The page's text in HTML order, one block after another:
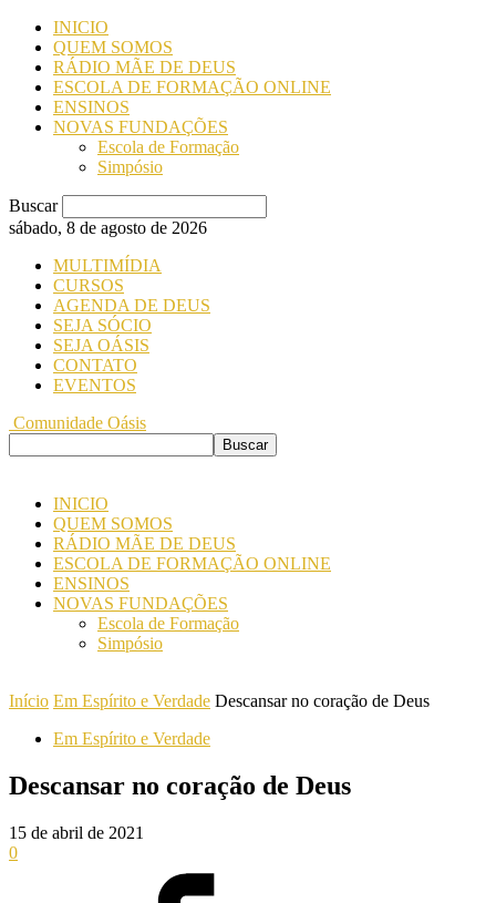
INICIO
QUEM SOMOS
RÁDIO MÃE DE DEUS
ESCOLA DE FORMAÇÃO ONLINE
ENSINOS
NOVAS FUNDAÇÕES
Escola de Formação
Simpósio
Buscar
sábado, 8 de agosto de 2026
MULTIMÍDIA
CURSOS
AGENDA DE DEUS
SEJA SÓCIO
SEJA OÁSIS
CONTATO
EVENTOS
Comunidade Oásis
INICIO
QUEM SOMOS
RÁDIO MÃE DE DEUS
ESCOLA DE FORMAÇÃO ONLINE
ENSINOS
NOVAS FUNDAÇÕES
Escola de Formação
Simpósio
Início Em Espírito e Verdade Descansar no coração de Deus
Em Espírito e Verdade
Descansar no coração de Deus
15 de abril de 2021
0